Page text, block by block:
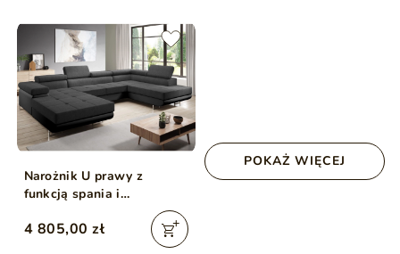
Narożnik U prawy z
funkcją spania i
pojemnikiem Solam U
Czarny
4 805,00 zł
POKAŻ WIĘCEJ